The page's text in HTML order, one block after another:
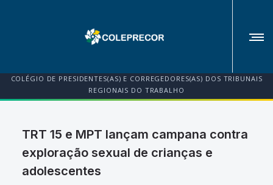
COLÉGIO DE PRESIDENTES(AS) E CORREGEDORES(AS) DOS TRIBUNAIS
REGIONAIS DO TRABALHO
TRT 15 e MPT lançam campana contra
exploração sexual de crianças e
adolescentes